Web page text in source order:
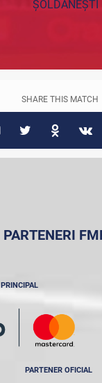
SHARE THIS MATCH
PARTENERI
PARTENER OFICIAL